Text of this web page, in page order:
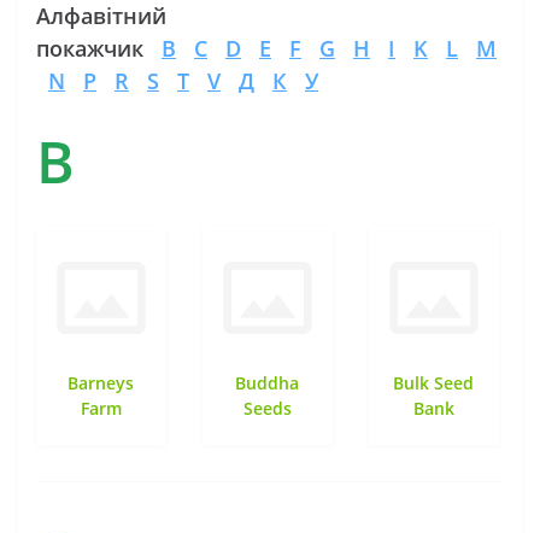
Алфавітний
покажчик B C D E F G H I K L
M
N
P R S T V Д К У
B
Barneys
Farm
Buddha
Seeds
Bulk Seed
Bank